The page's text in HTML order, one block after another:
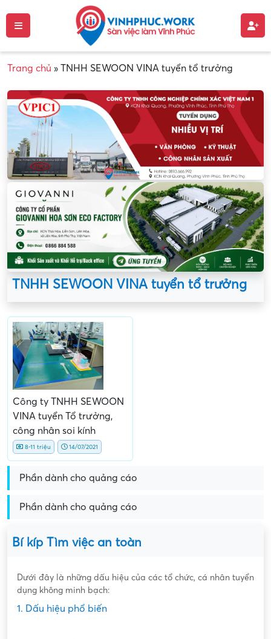
Trang chủ » TNHH SEWOON VINA tuyển tổ trưởng
TNHH SEWOON VINA tuyển tổ trưởng
Công ty TNHH SEWOON
VINA tuyển Tổ trưởng,
công nhân soi kính
8-11 triệu 14/07/2021
Phần dành cho quảng cáo
Phần dành cho quảng cáo
Bí kíp Tìm việc an toàn
Dưới đây là những dấu hiệu của các tổ chức, cá nhân tuyển
dụng không minh bạch:
1. Dấu hiệu phổ biến